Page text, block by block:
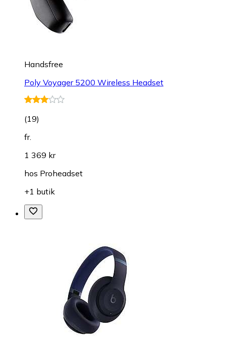
Handsfree
Poly Voyager 5200 Wireless Headset
(19)
fr.
1 369 kr
hos Proheadset
+1 butik